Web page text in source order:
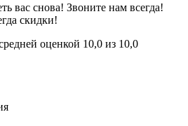
вас снова! Звоните нам всегда!
скидки!
оценкой 10,0 из 10,0